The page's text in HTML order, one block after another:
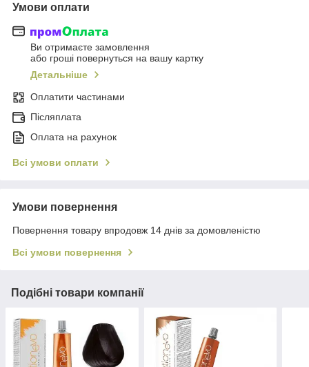
Умови оплати
Ви отримаєте замовлення
або гроші повернуться на вашу картку
Детальніше
Оплатити частинами
Післяплата
Оплата на рахунок
Всі умови оплати
Умови повернення
Повернення товару впродовж 14 днів за домовленістю
Всі умови повернення
Подібні товари компанії